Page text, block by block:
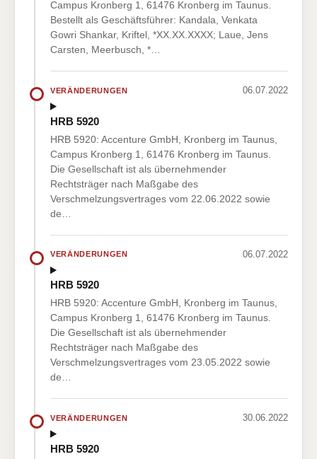
Campus Kronberg 1, 61476 Kronberg im Taunus.
Bestellt als Geschäftsführer: Kandala, Venkata
Gowri Shankar, Kriftel, *XX.XX.XXXX; Laue, Jens
Carsten, Meerbusch, *…
VERÄNDERUNGEN 06.07.2022
HRB 5920
HRB 5920: Accenture GmbH, Kronberg im Taunus,
Campus Kronberg 1, 61476 Kronberg im Taunus.
Die Gesellschaft ist als übernehmender
Rechtsträger nach Maßgabe des
Verschmelzungsvertrages vom 22.06.2022 sowie
de…
VERÄNDERUNGEN 06.07.2022
HRB 5920
HRB 5920: Accenture GmbH, Kronberg im Taunus,
Campus Kronberg 1, 61476 Kronberg im Taunus.
Die Gesellschaft ist als übernehmender
Rechtsträger nach Maßgabe des
Verschmelzungsvertrages vom 23.05.2022 sowie
de…
VERÄNDERUNGEN 30.06.2022
HRB 5920